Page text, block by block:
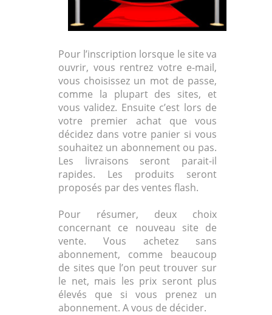
Pour l’inscription lorsque le site va
ouvrir, vous rentrez votre e-mail,
vous choisissez un mot de passe,
comme la plupart des sites, et
vous validez. Ensuite c’est lors de
votre premier achat que vous
décidez dans votre panier si vous
souhaitez un abonnement ou pas.
Les livraisons seront parait-il
rapides. Les produits seront
proposés par des ventes flash.
Pour résumer, deux choix
concernant ce nouveau site de
vente. Vous achetez sans
abonnement, comme beaucoup
de sites que l’on peut trouver sur
le net, mais les prix seront plus
élevés que si vous prenez un
abonnement. A vous de décider.